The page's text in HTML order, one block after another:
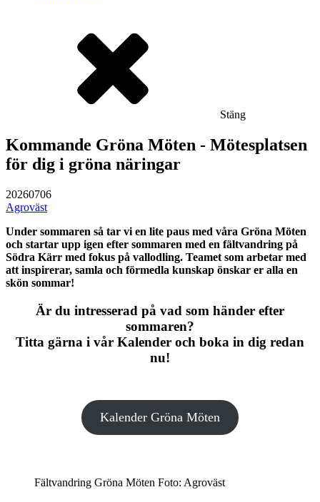
Stäng
Kommande Gröna Möten - Mötesplatsen
för dig i gröna näringar
20260706
Agroväst
Under sommaren så tar vi en lite paus med våra Gröna Möten
och startar upp igen efter sommaren med en fältvandring på
Södra Kärr med fokus på vallodling. Teamet som arbetar med
att inspirerar, samla och förmedla kunskap önskar er alla en
skön sommar!
Är du intresserad på vad som händer efter
sommaren?
Titta gärna i vår Kalender och boka in dig redan
nu!
Kalender Gröna Möten
Fältvandring Gröna Möten Foto: Agroväst